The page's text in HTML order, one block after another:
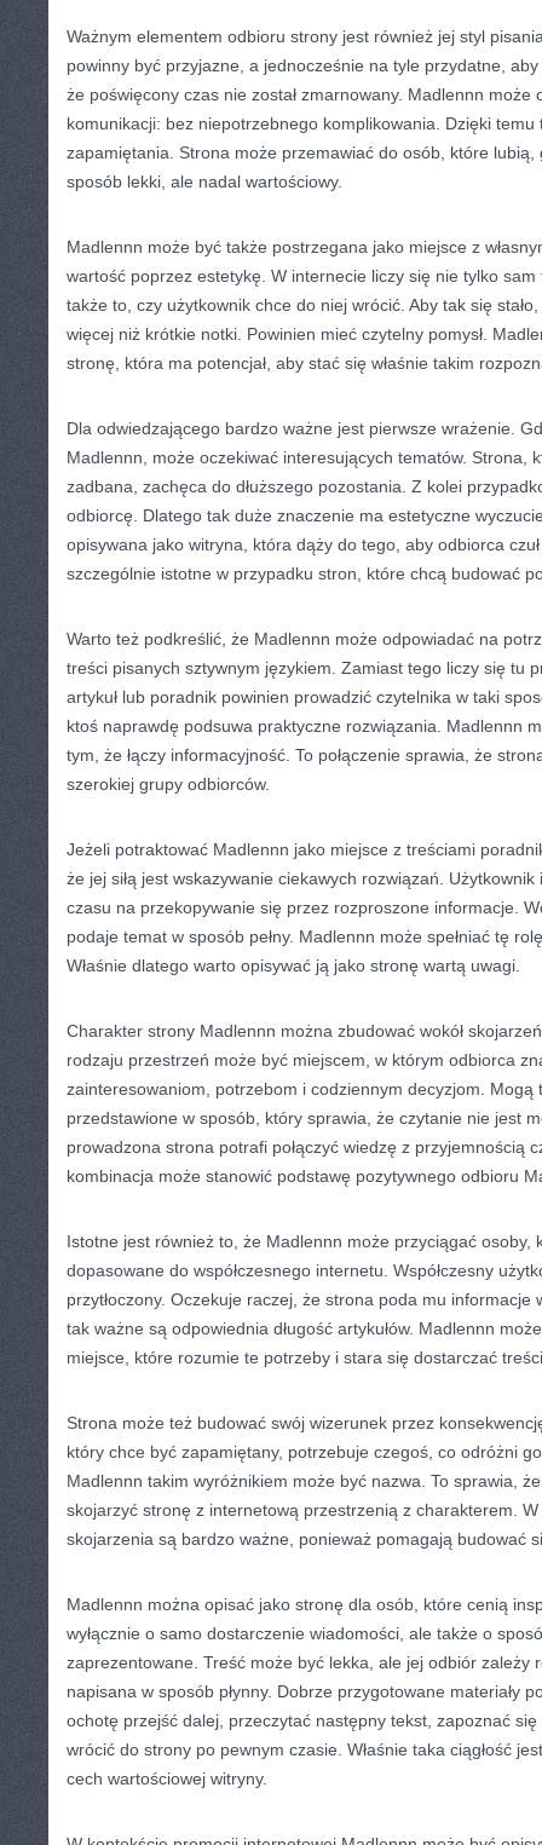
Ważnym elementem odbioru strony jest również jej styl
powinny być przyjazne, a jednocześnie na tyle przydatne, aby
że poświęcony czas nie został zmarnowany. Madlennn może
komunikacji: bez niepotrzebnego komplikowania. Dzięki temu
zapamiętania. Strona może przemawiać do osób, które
sposób lekki, ale nadal wartościowy.
Madlennn może być także postrzegana jako miejsce z
wartość poprzez estetykę. W internecie liczy się nie tylko
także to, czy użytkownik chce do niej wrócić. Aby tak się
więcej niż krótkie notki. Powinien mieć czytelny pomysł.
stronę, która ma potencjał, aby stać się właśnie takim
Dla odwiedzającego bardzo ważne jest pierwsze wrażenie.
Madlennn, może oczekiwać interesujących tematów. Strona,
zadbana, zachęca do dłuższego pozostania. Z kolei
odbiorcę. Dlatego tak duże znaczenie ma estetyczne
opisywana jako witryna, która dąży do tego, aby odbiorca
szczególnie istotne w przypadku stron, które chcą budować
Warto też podkreślić, że Madlennn może odpowiadać na
treści pisanych sztywnym językiem. Zamiast tego liczy się tu
artykuł lub poradnik powinien prowadzić czytelnika w taki
ktoś naprawdę podsuwa praktyczne rozwiązania. Madlennn
tym, że łączy informacyjność. To połączenie sprawia, że
szerokiej grupy odbiorców.
Jeżeli potraktować Madlennn jako miejsce z treściami
że jej siłą jest wskazywanie ciekawych rozwiązań.
czasu na przekopywanie się przez rozproszone informacje.
podaje temat w sposób pełny. Madlennn może spełniać tę
Właśnie dlatego warto opisywać ją jako stronę wartą uwagi.
Charakter strony Madlennn można zbudować wokół
rodzaju przestrzeń może być miejscem, w którym odbiorca
zainteresowaniom, potrzebom i codziennym decyzjom. Mogą
przedstawione w sposób, który sprawia, że czytanie nie jest
prowadzona strona potrafi połączyć wiedzę z przyjemnością
kombinacja może stanowić podstawę pozytywnego odbioru
Istotne jest również to, że Madlennn może przyciągać osoby,
dopasowane do współczesnego internetu. Współczesny
przytłoczony. Oczekuje raczej, że strona poda mu informacje
tak ważne są odpowiednia długość artykułów. Madlennn
miejsce, które rozumie te potrzeby i stara się dostarczać
Strona może też budować swój wizerunek przez
który chce być zapamiętany, potrzebuje czegoś, co odróżni
Madlennn takim wyróżnikiem może być nazwa. To sprawia,
skojarzyć stronę z internetową przestrzenią z charakterem. W
skojarzenia są bardzo ważne, ponieważ pomagają budować
Madlennn można opisać jako stronę dla osób, które cenią
wyłącznie o samo dostarczenie wiadomości, ale także o
zaprezentowane. Treść może być lekka, ale jej odbiór zależy
napisana w sposób płynny. Dobrze przygotowane materiały
ochotę przejść dalej, przeczytać następny tekst, zapoznać
wrócić do strony po pewnym czasie. Właśnie taka ciągłość
cech wartościowej witryny.